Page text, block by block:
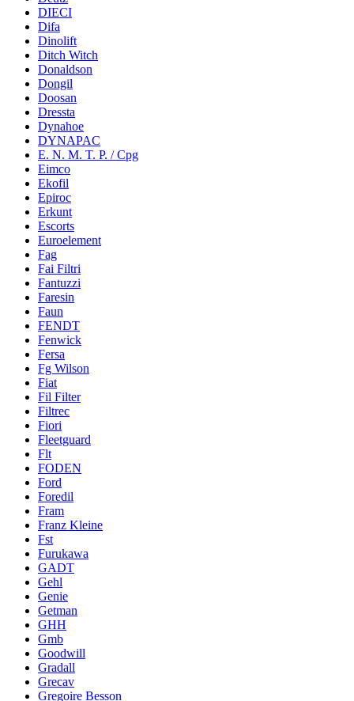
DIECI
Difa
Dinolift
Ditch Witch
Donaldson
Dongil
Doosan
Dressta
Dynahoe
DYNAPAC
E. N. M. T. P. / Cpg
Eimco
Ekofil
Epiroc
Erkunt
Escorts
Euroelement
Fag
Fai Filtri
Fantuzzi
Faresin
Faun
FENDT
Fenwick
Fersa
Fg Wilson
Fiat
Fil Filter
Filtrec
Fiori
Fleetguard
Flt
FODEN
Ford
Foredil
Fram
Franz Kleine
Fst
Furukawa
GADT
Gehl
Genie
Getman
GHH
Gmb
Goodwill
Gradall
Grecav
Gregoire Besson